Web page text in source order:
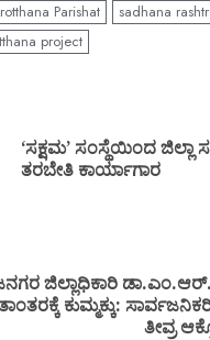
Parishat
sadhana
project
‘ಸಕ್ಷಮ’ ಸಂಸ್ಥೆಯಿಂದ ಜಿಲ್ಲಾ
ತರಬೇತಿ ಕಾರ್ಯಾಗಾರ
ಜಿಲ್ಲಾಧಿಕಾರಿ
ಕುಮ್ಮಕ್ಕು:
ತೀವ್ರ